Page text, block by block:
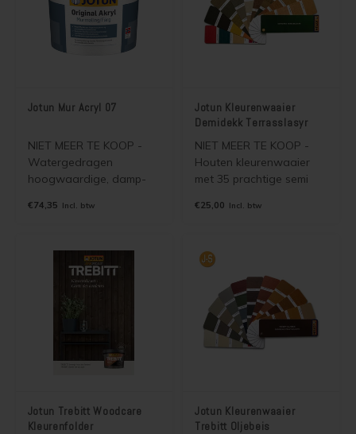
brievenbuspost.
Jotun Mur Acryl 07
NIET MEER TE KOOP -
Watergedragen
hoogwaardige, damp-
(kan ook binnen).
het verven van baksteen,
beton, gips, stucwerk,
pleisterwerk, etc.
€74,35 Incl. btw
Jotun Kleurenwaaier
Demidekk Terrasslasyr
NIET MEER TE KOOP -
Houten kleurenwaaier
met 35 prachtige semi
voor Jotun Demidekk
brievenbuspost.
€25,00 Incl. btw
Jotun Trebitt Woodcare
Kleurenfolder
Jotun Kleurenwaaier
Trebitt Oljebeis